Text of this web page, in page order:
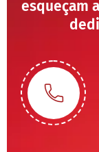
esqueçam